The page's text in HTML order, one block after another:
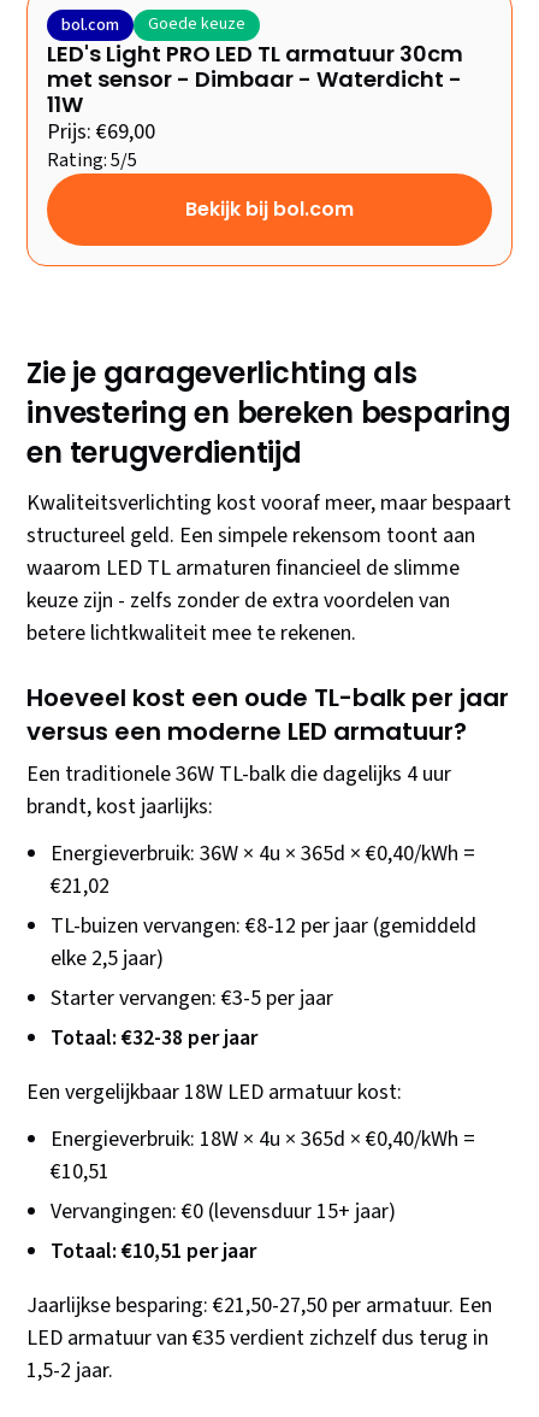
bol.com Goede keuze
LED's Light PRO LED TL armatuur 30cm
met sensor - Dimbaar - Waterdicht -
11W
Prijs: €69,00
Rating: 5/5
Bekijk bij bol.com
Zie je garageverlichting als
investering en bereken besparing
en terugverdientijd
Kwaliteitsverlichting kost vooraf meer, maar bespaart
structureel geld. Een simpele rekensom toont aan
waarom LED TL armaturen financieel de slimme
keuze zijn - zelfs zonder de extra voordelen van
betere lichtkwaliteit mee te rekenen.
Hoeveel kost een oude TL-balk per jaar
versus een moderne LED armatuur?
Een traditionele 36W TL-balk die dagelijks 4 uur
brandt, kost jaarlijks:
Energieverbruik: 36W × 4u × 365d × €0,40/kWh =
€21,02
TL-buizen vervangen: €8-12 per jaar (gemiddeld
elke 2,5 jaar)
Starter vervangen: €3-5 per jaar
Totaal: €32-38 per jaar
Een vergelijkbaar 18W LED armatuur kost:
Energieverbruik: 18W × 4u × 365d × €0,40/kWh =
€10,51
Vervangingen: €0 (levensduur 15+ jaar)
Totaal: €10,51 per jaar
Jaarlijkse besparing: €21,50-27,50 per armatuur. Een
LED armatuur van €35 verdient zichzelf dus terug in
1,5-2 jaar.